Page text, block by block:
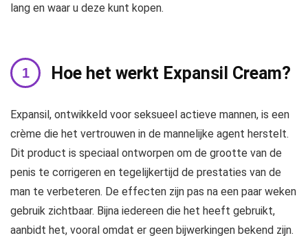
lang en waar u deze kunt kopen.
Hoe het werkt Expansil Cream?
Expansil, ontwikkeld voor seksueel actieve mannen, is een
crème die het vertrouwen in de mannelijke agent herstelt.
Dit product is speciaal ontworpen om de grootte van de
penis te corrigeren en tegelijkertijd de prestaties van de
man te verbeteren. De effecten zijn pas na een paar weken
gebruik zichtbaar. Bijna iedereen die het heeft gebruikt,
aanbidt het, vooral omdat er geen bijwerkingen bekend zijn.